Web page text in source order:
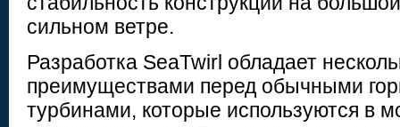
сильном ветре.
Разработка SeaTwirl обладает
преимуществами перед обычными
турбинами, которые используются в